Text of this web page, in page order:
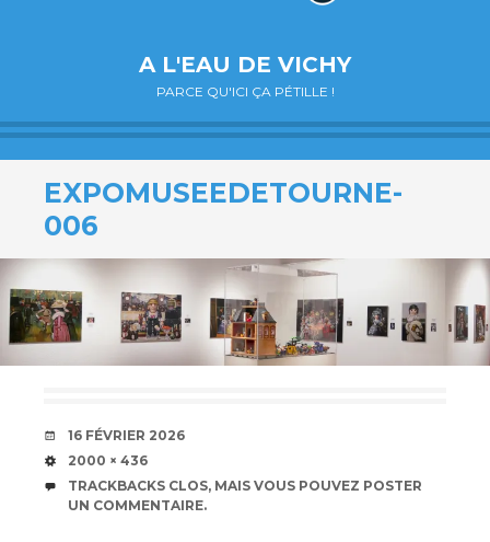
A L'EAU DE VICHY
PARCE QU'ICI ÇA PÉTILLE !
EXPOMUSEEDETOURNE-
006
DATE
16 FÉVRIER 2026
TAILLE
2000 × 436
TRACKBACKS CLOS, MAIS VOUS POUVEZ POSTER
UN COMMENTAIRE.